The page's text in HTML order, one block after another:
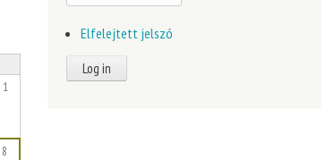
1
8
Elfelejtett jelszó